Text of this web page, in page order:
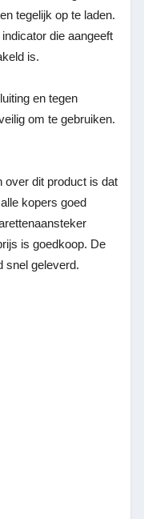
tegelijk op te laden.
die aangeeft
is.
en tegen
om te gebruiken.
over dit product is dat
kopers goed
is goedkoop. De
snel geleverd.